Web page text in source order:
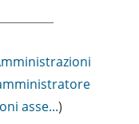
asse...)